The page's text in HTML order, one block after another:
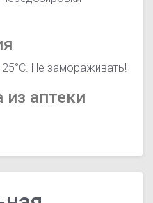
Не замораживать!
из аптеки